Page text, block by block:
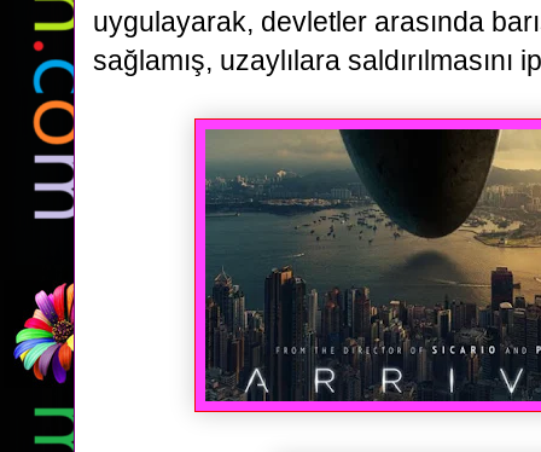
uygulayarak, devletler arasında
sağlamış, uzaylılara saldırılmasını